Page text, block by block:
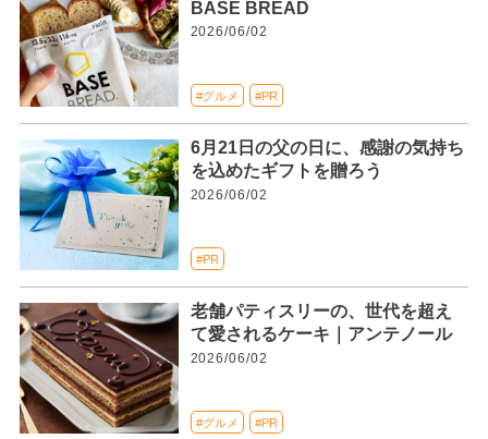
BASE BREAD
2026/06/02
#グルメ #PR
6月21日の父の日に、感謝の気持ち
を込めたギフトを贈ろう
2026/06/02
#PR
老舗パティスリーの、世代を超え
て愛されるケーキ｜アンテノール
2026/06/02
#グルメ #PR